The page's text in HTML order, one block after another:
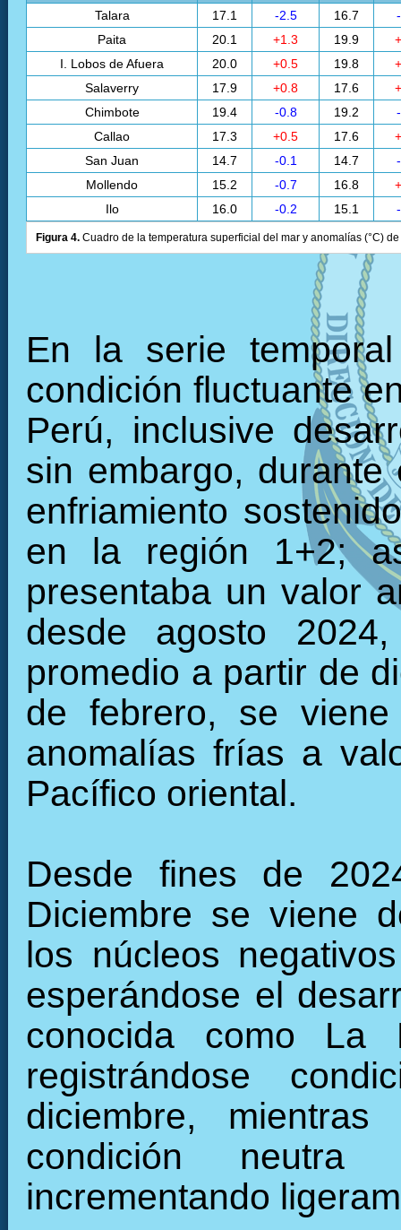
Talara 17.1 -2.5 16.7
Paita
20.1 +1.3 19.9
I. Lobos de Afuera
20.0 +0.5 19.8
Salaverry
17.9 +0.8 17.6
Chimbote
19.4 -0.8 19.2
Callao
17.3 +0.5 17.6
San Juan
14.7 -0.1 14.7
Mollendo
15.2 -0.7 16.8
Ilo
16.0 -0.2 15.1
Figura 4. Cuadro de la temperatura superficial del mar y anomalías (°C)
En la serie
condición fluctuante
Perú, inclusive
sin embargo,
enfriamiento
en la región 1+2;
presentaba un valor
desde agosto
promedio a partir de
de febrero, se
anomalías frías a
Pacífico oriental.
Desde fines de
Diciembre se viene
los núcleos
esperándose el
conocida como La
registrándose
diciembre,
condición
incrementando